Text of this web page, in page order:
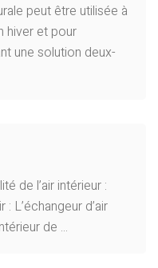
peut être utilisée à
hiver et pour
une solution deux-
de l’air intérieur :
L’échangeur d’air
de ...